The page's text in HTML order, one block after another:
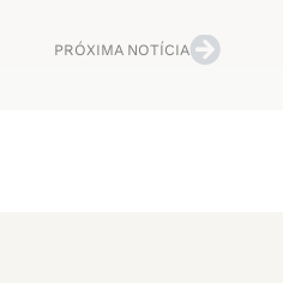
PRÓXIMA NOTÍCIA